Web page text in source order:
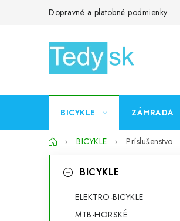
Dopravné a platobné podmienky
BICYKLE ZÁHRADA
DomovBICYKLE Príslušenstvo
kategórieBICYKLE
ELEKTRO-BICYKLE
MTB-HORSKÉ